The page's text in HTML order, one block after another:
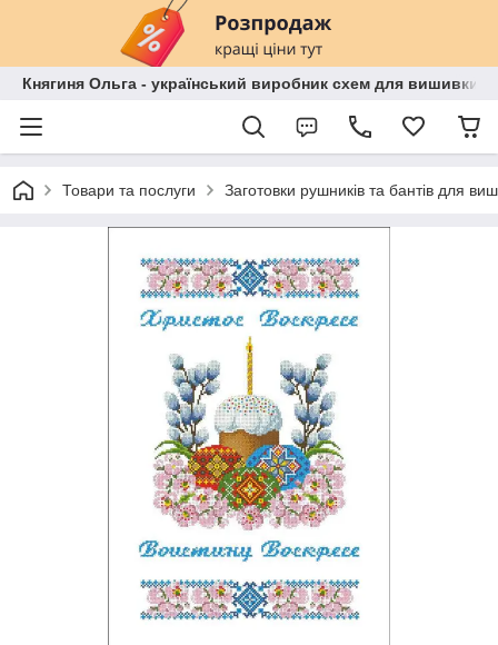
Княгиня Ольга - український виробник схем для вишивки
Товари та послуги Заготовки рушників та бантів для